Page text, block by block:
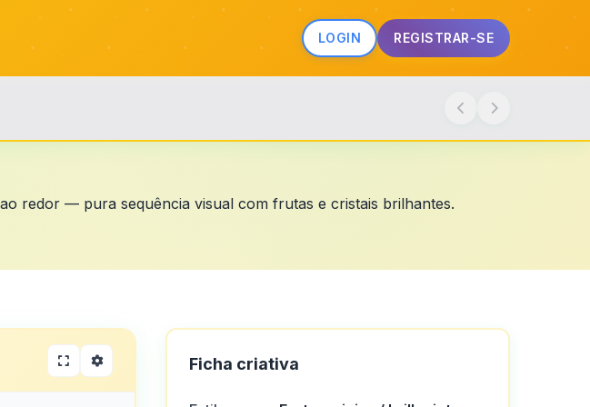
LOGIN REGISTRAR-SE
redor — pura sequência visual com frutas e cristais brilhantes.
Ficha criativa